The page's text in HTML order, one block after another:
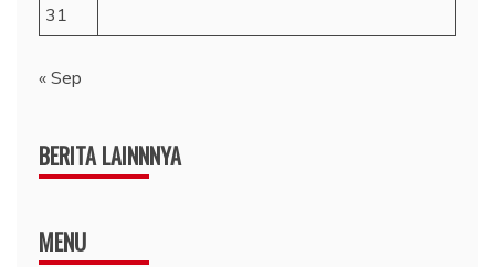
31
« Sep
BERITA LAINNNYA
MENU